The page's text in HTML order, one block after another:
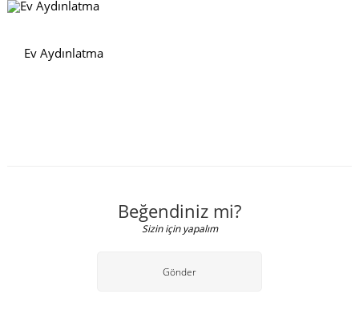
Ev Aydınlatma
Beğendiniz mi?
Sizin için yapalım
Gönder